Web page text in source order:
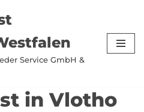
Service GmbH &
in Vlotho